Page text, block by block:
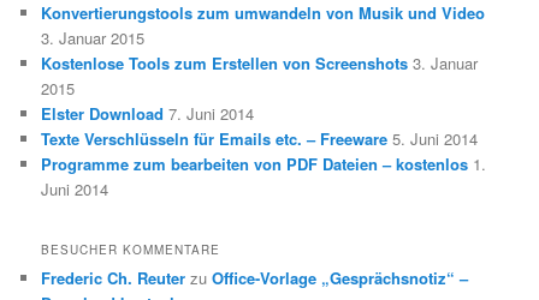
Konvertierungstools zum umwandeln von Musik und Video
3. Januar 2015
Kostenlose Tools zum Erstellen von Screenshots 3. Januar
2015
Elster Download 7. Juni 2014
Texte Verschlüsseln für Emails etc. – Freeware 5. Juni 2014
Programme zum bearbeiten von PDF Dateien – kostenlos 1.
Juni 2014
BESUCHER KOMMENTARE
Frederic Ch. Reuter zuOffice-Vorlage „Gesprächsnotiz“ –